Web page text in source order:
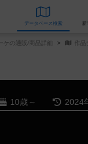
データベース 検索
ケの通販/商品詳細 作品
10歳～ 2024